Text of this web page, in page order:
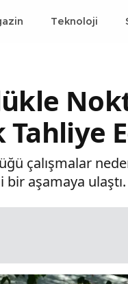
Teknoloji
Tahliye
çalışmalar
aşamaya ulaştı.